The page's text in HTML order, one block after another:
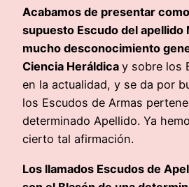
Acabamos de presentar
supuesto Escudo del apellido
mucho desconocimiento
Ciencia Heráldica y sobre los
en la actualidad, y se da por
los Escudos de Armas
determinado Apellido. Ya
cierto tal afirmación.
Los llamados Escudos de